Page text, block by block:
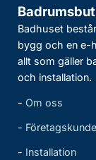
Badhuset
bygg och en e-
allt som gäller
och installation.
- Om oss
-
- Installation